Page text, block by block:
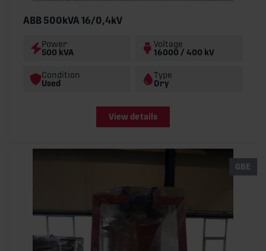
ABB 500kVA 16/0,4kV
Power
500 kVA
Voltage
16000 / 400 kV
Condition
Used
Type
Dry
View details
GBE